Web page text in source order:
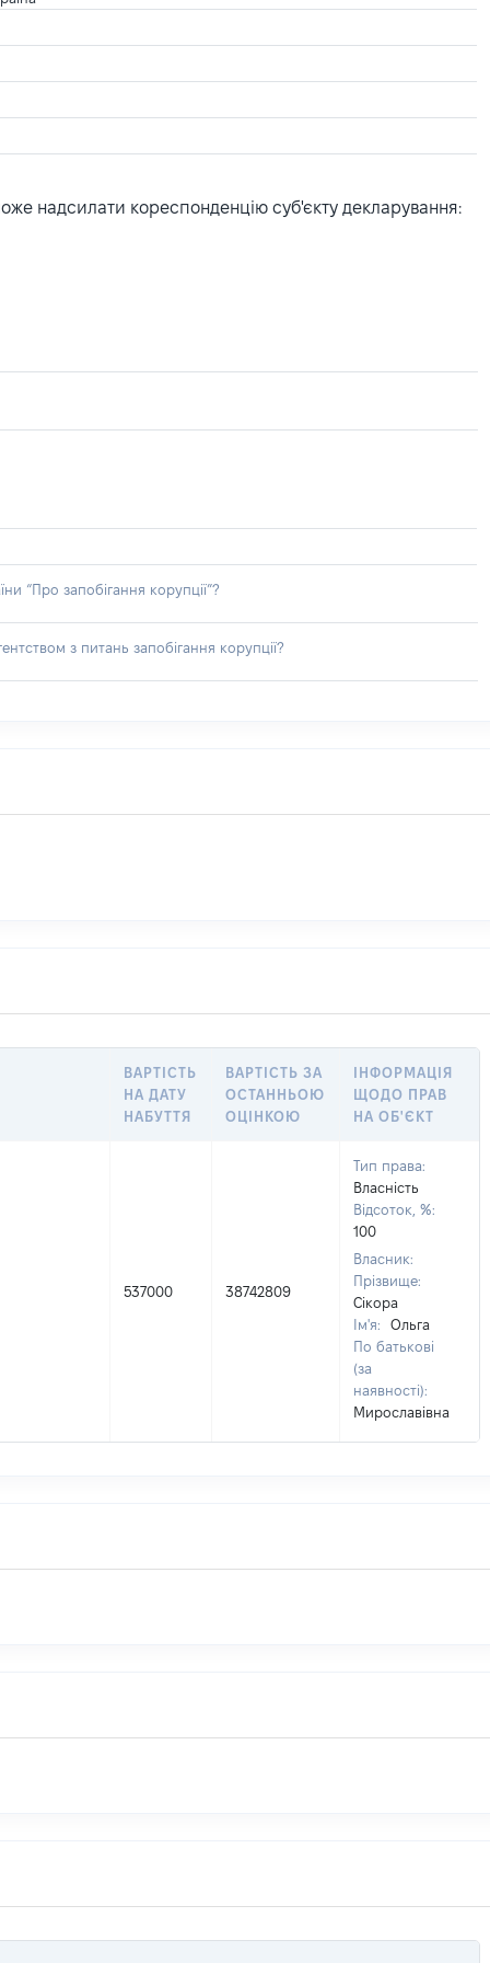
надсилати кореспонденцію суб'єкту декларування:
“Про запобігання корупції”?
з питань запобігання корупції?
ВАРТІСТЬ
НА ДАТУ
НАБУТТЯ
ВАРТІСТЬ ЗА
ОСТАННЬОЮ
ОЦІНКОЮ
ІНФОРМАЦІЯ
ЩОДО ПРАВ
НА ОБ'ЄКТ
537000 38742809
Тип права:
Власність
Відсоток, %:
100
Власник:
Прізвище:
Сікора
Ім'я:
Ольга
По батькові
(за
наявності):
Мирославівна